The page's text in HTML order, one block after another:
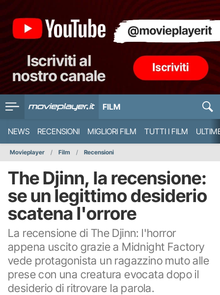
FILM
NEWS RECENSIONI MIGLIORI FILM TUTTI I FILM
Movieplayer Film Recensioni
The Djinn, la recensione:
se un legittimo desiderio
scatena l'orrore
La recensione di The Djinn: l'horror
appena uscito grazie a Midnight Factory
vede protagonista un ragazzino muto alle
prese con una creatura evocata dopo il
desiderio di ritrovare la parola.